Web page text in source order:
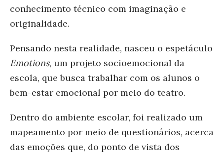
conhecimento técnico com imaginação e
originalidade.
Pensando nesta realidade, nasceu o espetáculo
Emotions, um projeto socioemocional da
escola, que busca trabalhar com os alunos o
bem-estar emocional por meio do teatro.
Dentro do ambiente escolar, foi realizado um
mapeamento por meio de questionários, acerca
das emoções que, do ponto de vista dos